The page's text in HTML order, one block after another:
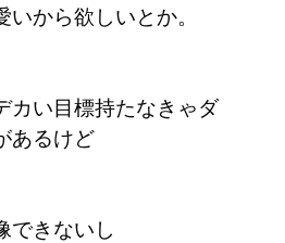
から欲しいとか。
カい目標持たなきゃダ
あるけど
できないし